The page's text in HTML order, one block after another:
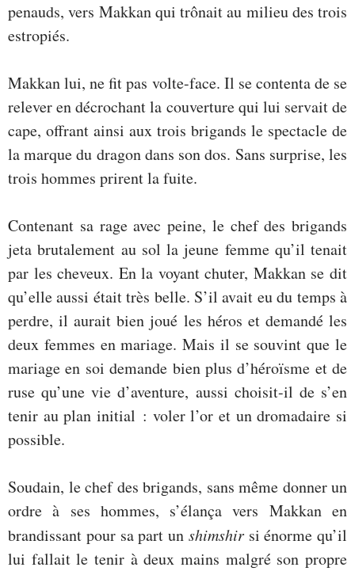
penauds, vers Makkan qui trônait au milieu des trois
estropiés.
Makkan lui, ne fit pas volte-face. Il se contenta de se
relever en décrochant la couverture qui lui servait de
cape, offrant ainsi aux trois brigands le spectacle de
la marque du dragon dans son dos. Sans surprise, les
trois hommes prirent la fuite.
Contenant sa rage avec peine, le chef des brigands
jeta brutalement au sol la jeune femme qu’il tenait
par les cheveux. En la voyant chuter, Makkan se dit
qu’elle aussi était très belle. S’il avait eu du temps à
perdre, il aurait bien joué les héros et demandé les
deux femmes en mariage. Mais il se souvint que le
mariage en soi demande bien plus d’héroïsme et de
ruse qu’une vie d’aventure, aussi choisit-il de s’en
tenir au plan initial : voler l’or et un dromadaire si
possible.
Soudain, le chef des brigands, sans même donner un
ordre à ses hommes, s’élança vers Makkan en
brandissant pour sa part un shimshirsi énorme qu’il
lui fallait le tenir à deux mains malgré son propre